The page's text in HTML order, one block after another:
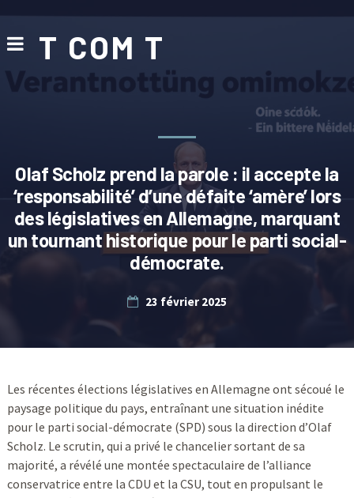
T COM T
Olaf Scholz prend la parole : il accepte la
‘responsabilité’ d’une défaite ‘amère’ lors
des législatives en Allemagne, marquant
un tournant historique pour le parti social-
démocrate.
23 février 2025
Les récentes élections législatives en Allemagne ont sécoué le
paysage politique du pays, entraînant une situation inédite
pour le parti social-démocrate (SPD) sous la direction d’Olaf
Scholz. Le scrutin, qui a privé le chancelier sortant de sa
majorité, a révélé une montée spectaculaire de l’alliance
conservatrice entre la CDU et la CSU, tout en propulsant le